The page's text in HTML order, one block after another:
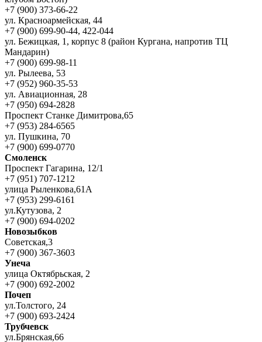
+7 (900) 373-66-22
ул. Красноармейская, 44
+7 (900) 699-90-44, 422-044
ул. Бежицкая, 1, корпус 8 (район Кургана, напротив ТЦ
Мандарин)
+7 (900) 699-98-11
ул. Рылеева, 53
+7 (952) 960-35-53
ул. Авиационная, 28
+7 (950) 694-2828
Проспект Станке Димитрова,65
+7 (953) 284-6565
ул. Пушкина, 70
+7 (900) 699-0770
Смоленск
Проспект Гагарина, 12/1
+7 (951) 707-1212
улица Рыленкова,61А
+7 (953) 299-6161
ул.Кутузова, 2
+7 (900) 694-0202
Новозыбков
Советская,3
+7 (900) 367-3603
Унеча
улица Октябрьская, 2
+7 (900) 692-2002
Почеп
ул.Толстого, 24
+7 (900) 693-2424
Трубчевск
ул.Брянская,66